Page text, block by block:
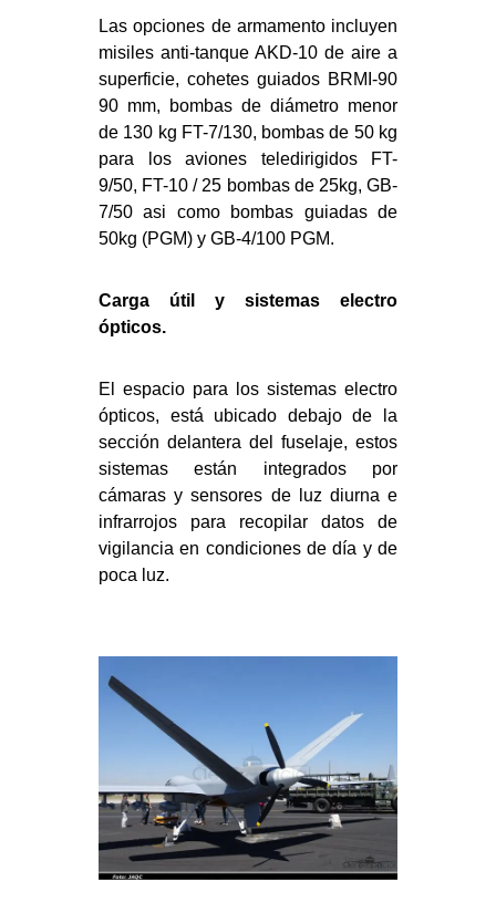
Las opciones de armamento incluyen
misiles anti-tanque AKD-10 de aire a
superficie, cohetes guiados BRMI-90
90 mm, bombas de diámetro menor
de 130 kg FT-7/130, bombas de 50 kg
para los aviones teledirigidos FT-
9/50, FT-10 / 25 bombas de 25kg, GB-
7/50 asi como bombas guiadas de
50kg (PGM) y GB-4/100 PGM.
Carga útil y sistemas electro
ópticos.
El espacio para los sistemas electro
ópticos, está ubicado debajo de la
sección delantera del fuselaje, estos
sistemas están integrados por
cámaras y sensores de luz diurna e
infrarrojos para recopilar datos de
vigilancia en condiciones de día y de
poca luz.